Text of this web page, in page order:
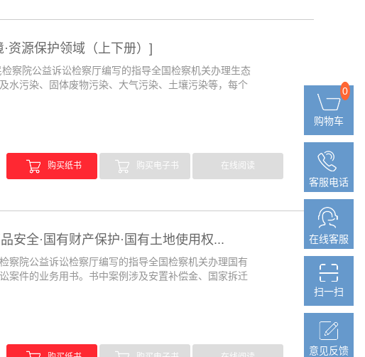
资源保护领域（上下册）]
院公益诉讼检察厅编写的指导全国检察机关办理生态
水污染、固体废物污染、大气污染、土壤污染等，每个
购买纸书 购买电子书 在线阅读
安全·国有财产保护·国有土地使用权...
院公益诉讼检察厅编写的指导全国检察机关办理国有
案件的业务用书。书中案例涉及安置补偿金、国家拆迁
0
购物车
客服电话
在线客服
扫一扫
意见反馈
0
购物车
客服电话
在线客服
扫一扫
意见反馈